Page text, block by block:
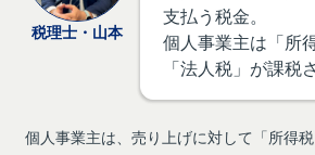
税理士・山本
支払う税金。
個人事業主は「所
「法人税」が課税
個人事業主は、売り上げに対して「所得税